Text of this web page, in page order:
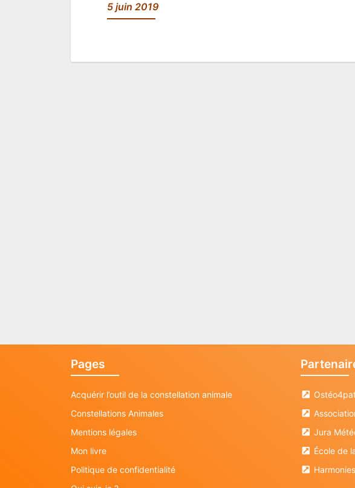
5 juin 2019
Pages
Acquérir l’outil de la constellation animale
Constellations Animales
Mentions légales
Mon livre
Politique de confidentialité
Jura
École de